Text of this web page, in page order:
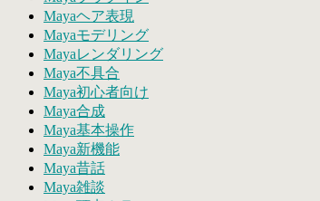
Mayaヘア表現
Mayaモデリング
Mayaレンダリング
Maya不具合
Maya初心者向け
Maya合成
Maya基本操作
Maya新機能
Maya昔話
Maya雑談